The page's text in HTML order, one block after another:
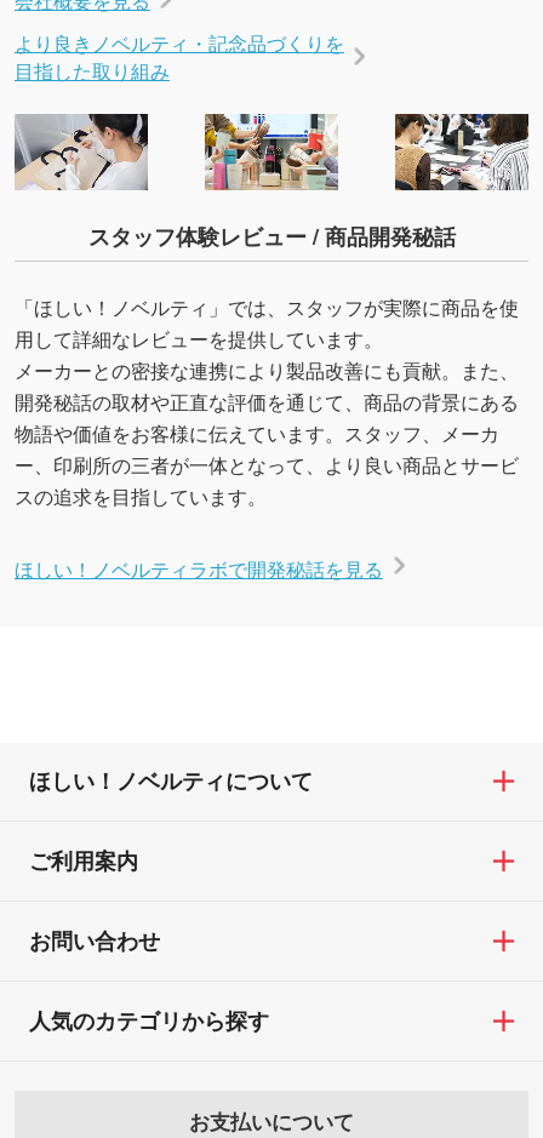
より良きノベルティ・記念品づくりを
目指した取り組み
スタッフ体験レビュー / 商品開発秘話
「ほしい！ノベルティ」では、スタッフが実際に商品を使
用して詳細なレビューを提供しています。
メーカーとの密接な連携により製品改善にも貢献。また、
開発秘話の取材や正直な評価を通じて、商品の背景にある
物語や価値をお客様に伝えています。スタッフ、メーカ
ー、印刷所の三者が一体となって、より良い商品とサービ
スの追求を目指しています。
ほしい！ノベルティラボで開発秘話を見る
ほしい！ノベルティについて
ご利用案内
お問い合わせ
お支払いについて
人気のカテゴリから探す